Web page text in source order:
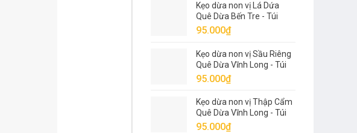
Kẹo dừa non vị Lá Dứa
Quê Dừa Bến Tre - Túi
500g
95.000₫
Kẹo dừa non vị Sầu Riêng
Quê Dừa Vĩnh Long - Túi
500g
95.000₫
Kẹo dừa non vị Thập Cẩm
Quê Dừa Vĩnh Long - Túi
500g
95.000₫